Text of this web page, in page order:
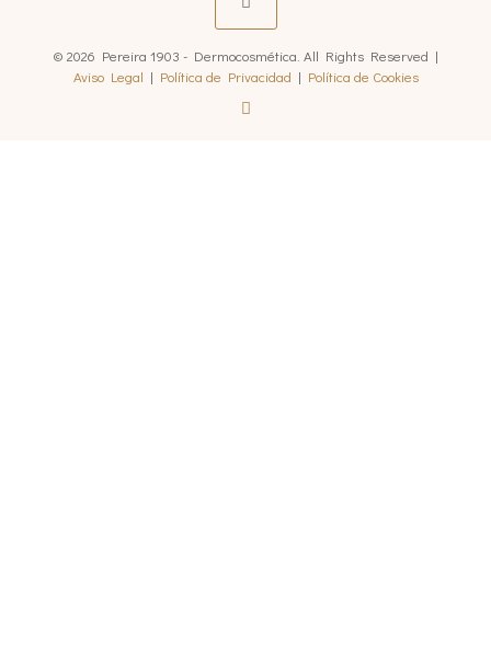
© 2026 Pereira 1903 - Dermocosmética. All Rights Reserved |
Aviso Legal | Política de Privacidad | Política de Cookies